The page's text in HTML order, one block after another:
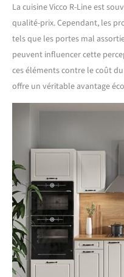
La cuisine Vicco R-Line est
qualité-prix. Cependant, les
tels que les portes mal
peuvent influencer cette
ces éléments contre le coût
offre un véritable avantage